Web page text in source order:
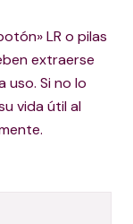
LR o pilas
extraerse
uso. Si no lo
vida útil al